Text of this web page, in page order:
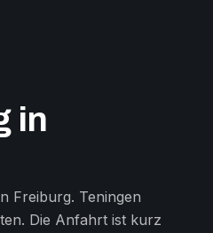
in
Freiburg. Teningen
Die Anfahrt ist kurz